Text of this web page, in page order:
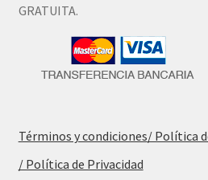
GRATUITA.
Términos y condiciones/ Política
/ Política de Privacidad